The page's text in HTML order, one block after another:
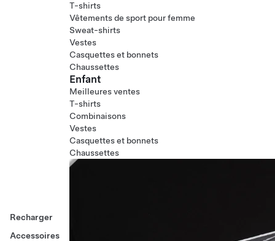
Recharger
Accessoires
T-shirts
Vêtements de sport pour femme
Sweat-shirts
Vestes
Casquettes et bonnets
Chaussettes
Enfant
Meilleures ventes
T-shirts
Combinaisons
Vestes
Casquettes et bonnets
Chaussettes